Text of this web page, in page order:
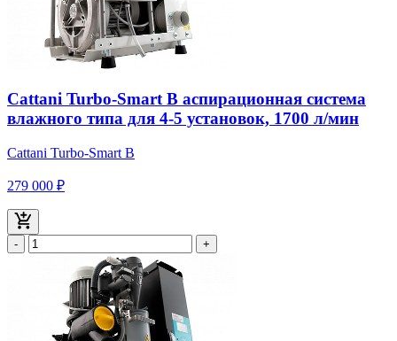
Cattani Turbo-Smart В аспирационная система
влажного типа для 4-5 установок, 1700 л/мин
Cattani Turbo-Smart В
279 000 ₽
- +